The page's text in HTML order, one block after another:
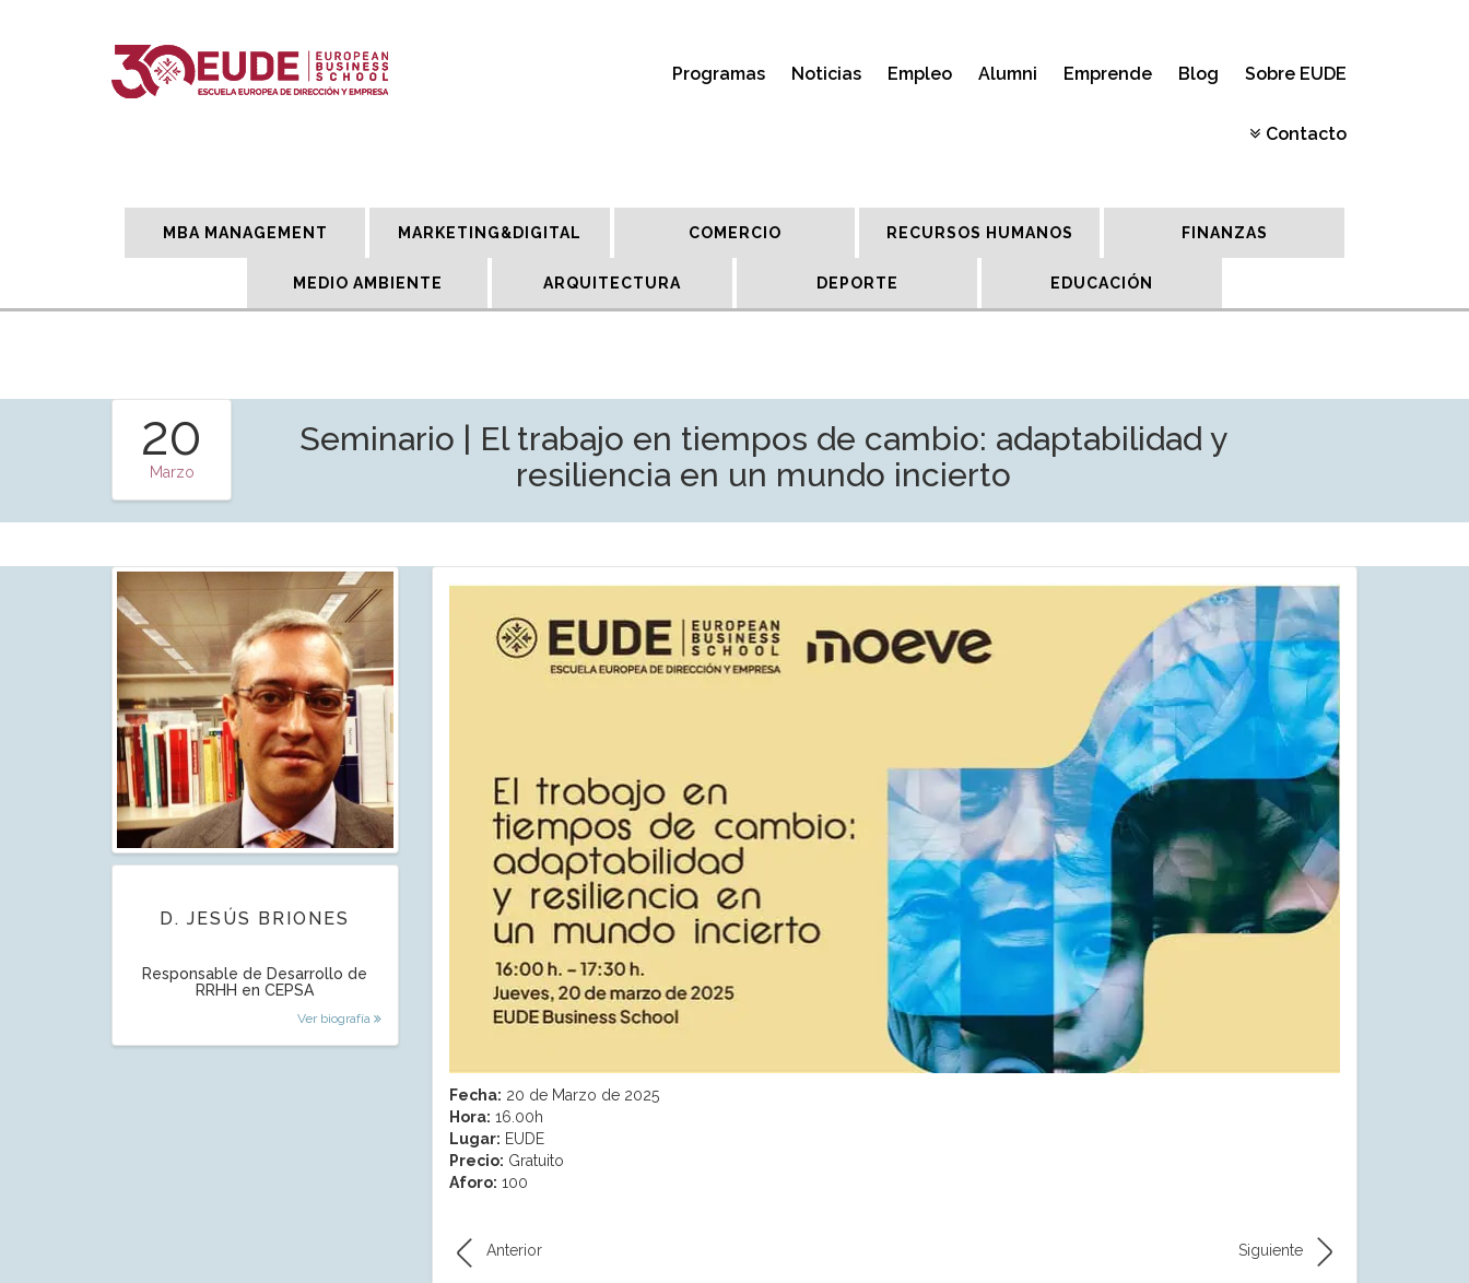
Programas Noticias Empleo Alumni Emprende Blog Sobre EUDE
Contacto
MBA MANAGEMENT MARKETING&DIGITAL COMERCIO RECURSOS HUMANOS FINANZAS
MEDIO AMBIENTE ARQUITECTURA DEPORTE EDUCACIÓN
20
Marzo
Seminario | El trabajo en tiempos de cambio: adaptabilidad y
resiliencia en un mundo incierto
D. JESÚS BRIONES
Responsable de Desarrollo de
RRHH en CEPSA
Ver biografía
Fecha: 20 de Marzo de 2025
Hora: 16.00h
Lugar: EUDE
Precio: Gratuito
Aforo: 100
Anterior Siguiente